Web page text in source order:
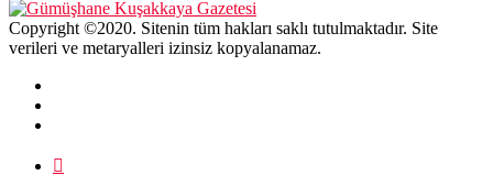
Copyright ©2020. Sitenin tüm hakları saklı tutulmaktadır. Site
verileri ve metaryalleri izinsiz kopyalanamaz.